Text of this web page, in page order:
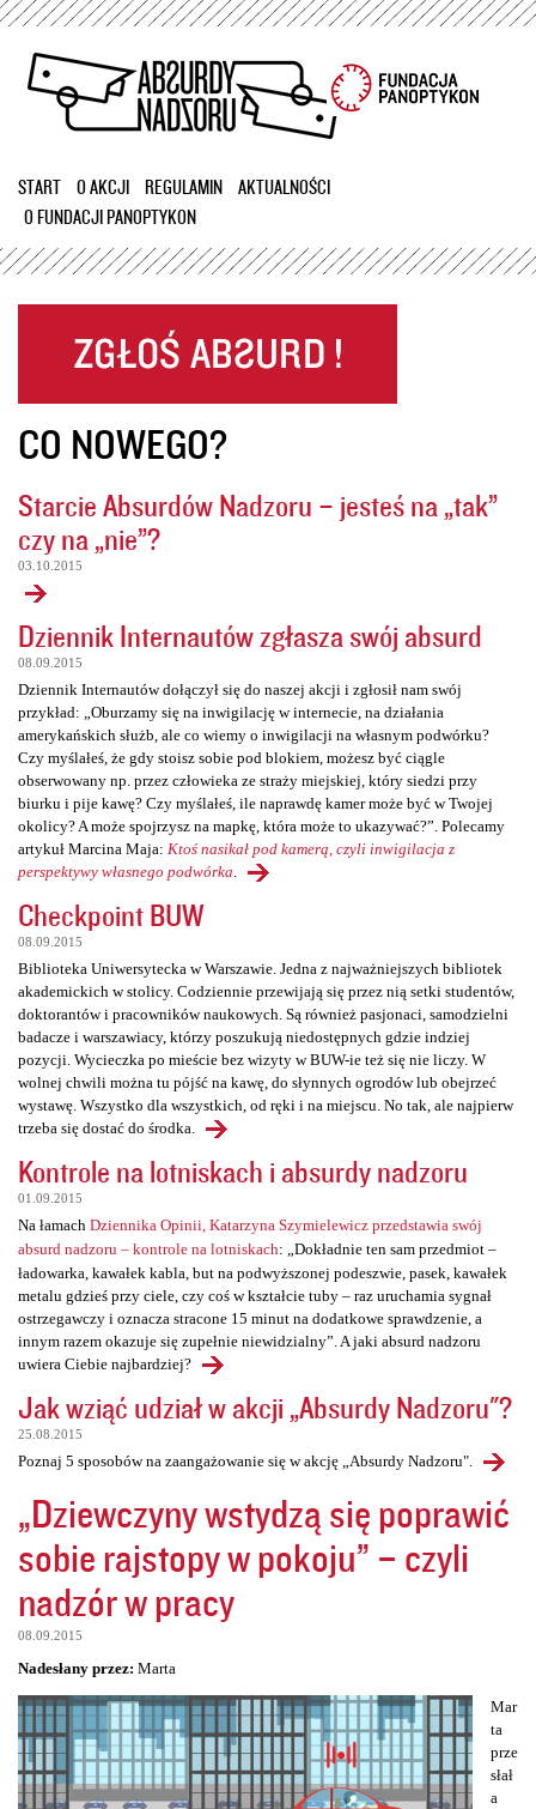
Przejdź
treści
START O AKCJI REGULAMIN
AKTUALNOŚCI
O FUNDACJI PANOPTYKON
CO NOWEGO?
Starcie Absurdów Nadzoru – jesteś na „tak”
czy na „nie”?
03.10.2015
Dziennik Internautów zgłasza swój absurd
08.09.2015
Dziennik Internautów dołączył się do naszej akcji i zgłosił nam swój
przykład: „Oburzamy się na inwigilację w internecie, na działania
amerykańskich służb, ale co wiemy o inwigilacji na własnym podwórku?
Czy myślałeś, że gdy stoisz sobie pod blokiem, możesz być ciągle
obserwowany np. przez człowieka ze straży miejskiej, który siedzi przy
biurku i pije kawę? Czy myślałeś, ile naprawdę kamer może być w Twojej
okolicy? A może spojrzysz na mapkę, która może to ukazywać?”. Polecamy
artykuł Marcina Maja: Ktoś nasikał pod kamerą, czyli inwigilacja z
perspektywy własnego podwórka
Checkpoint BUW
08.09.2015
Biblioteka Uniwersytecka w Warszawie. Jedna z najważniejszych bibliotek
akademickich w stolicy. Codziennie przewijają się przez nią setki studentów,
doktorantów i pracowników naukowych. Są również pasjonaci, samodzielni
badacze i warszawiacy, którzy poszukują niedostępnych gdzie indziej
pozycji. Wycieczka po mieście bez wizyty w BUW-ie też się nie liczy. W
wolnej chwili można tu pójść na kawę, do słynnych ogrodów lub obejrzeć
wystawę. Wszystko dla wszystkich, od ręki i na miejscu. No tak, ale najpierw
trzeba się dostać do środka.
Kontrole na lotniskach i absurdy nadzoru
01.09.2015
Na łamach Dziennika Opinii, Katarzyna Szymielewicz przedstawia swój
absurd nadzoru – kontrole na lotniskach: „Dokładnie ten sam przedmiot –
ładowarka, kawałek kabla, but na podwyższonej podeszwie, pasek, kawałek
metalu gdzieś przy ciele, czy coś w kształcie tuby – raz uruchamia sygnał
ostrzegawczy i oznacza stracone 15 minut na dodatkowe sprawdzenie, a
innym razem okazuje się zupełnie niewidzialny”. A jaki absurd nadzoru
uwiera Ciebie najbardziej?
Jak wziąć udział w akcji „Absurdy Nadzoru"?
25.08.2015
Poznaj 5 sposobów na zaangażowanie się w akcję „Absurdy Nadzoru".
„Dziewczyny wstydzą się poprawić
sobie rajstopy w pokoju” – czyli
nadzór w pracy
08.09.2015
Nadesłany przez: Marta
Mar
ta
prze
słał
a